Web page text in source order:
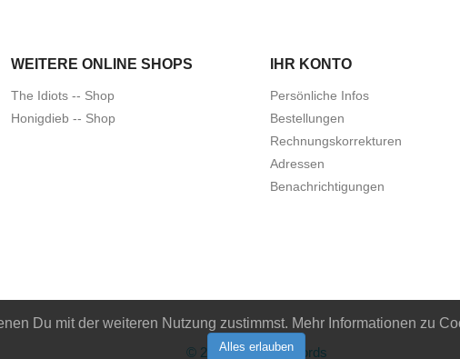
WEITERE ONLINE SHOPS
The Idiots -- Shop
Honigdieb -- Shop
IHR KONTO
Persönliche Infos
Bestellungen
Rechnungskorrekturen
Adressen
Benachrichtigungen
Du mit der weiteren Nutzung zustimmst. Mehr Informationen zu
Alles erlauben
© 2026 - Idiots Records